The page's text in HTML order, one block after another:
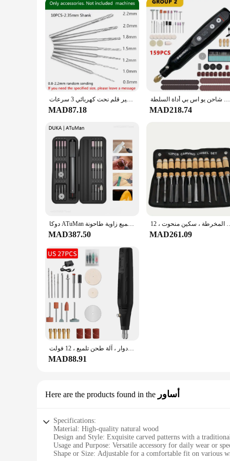
set is a perfect choice for those who appreciate the fusion
مثقاب لاسلكي صغير قلم نحت كهربائي 3 سرعات USB مثقاب لاسلكي أدوات دوارة حفارة القلم للخشب المعادن اليشم ختم نحت
MAD87.18
مثقاب لاسلكي مطحنة كهربائية 4 فولت أداة دوارة 5 سرعات التحكم الخشب نحت القلم لطحن النقش شاحن يو اس بي أداة السلطة
MAD218.74
دوكا ATuMan مثقاب صغير كهربائي نحت القلم متغير السرعة الروتاري أدوات عدة حفارة القلم لطحن تلميع زاوية طاحونة
MAD387.50
المخرطة ، سكين منحوت ، 12 *
MAD261.09
طاحونة مثقاب كهربائية صغيرة مع مجموعات بت ، قلم نحت كهربائي محمول ، مثقاب منزلي دوار ، آلة طحن تلميع ، 12 فولت
MAD88.91
Here are the products found in the أساور
Specifications:
Material: High-quality natural wood
Design and Style: Exquisite carved patterns with a
Usage and Purpose: Versatile accessory for daily wear or
Shape or Size: Adjustable for a comfortable fit on various